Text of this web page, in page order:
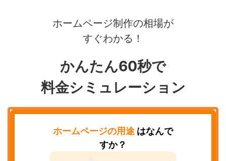
ホームページ制作の相場が
すぐわかる！
かんたん60秒で
料金シミュレーション
ホームページの用途 はなんで
すか？